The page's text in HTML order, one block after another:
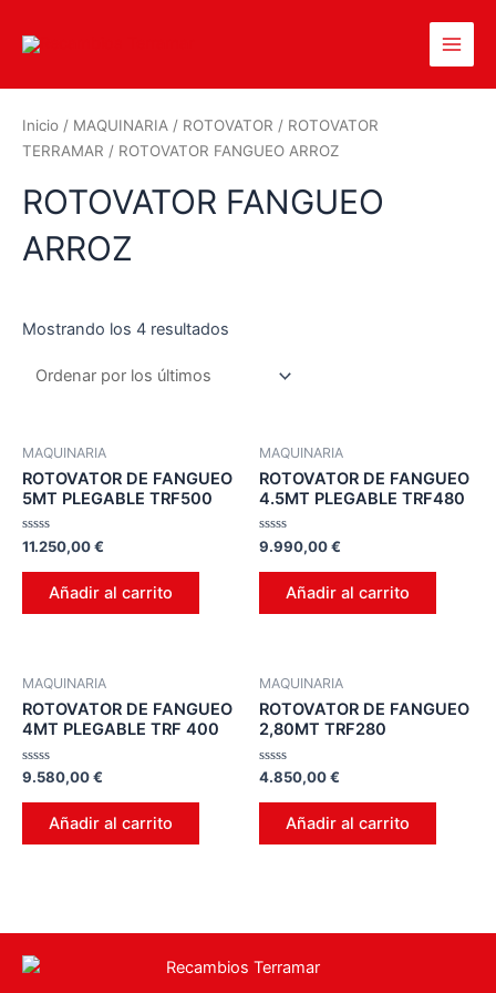
Inicio / MAQUINARIA / ROTOVATOR / ROTOVATOR
TERRAMAR / ROTOVATOR FANGUEO ARROZ
ROTOVATOR FANGUEO
ARROZ
Mostrando los 4 resultados
MAQUINARIA
ROTOVATOR DE FANGUEO
5MT PLEGABLE TRF500
Valorado
en
0
11.250,00€
Añadir al carrito
MAQUINARIA
ROTOVATOR DE FANGUEO
4.5MT PLEGABLE TRF480
Valorado
en
0
9.990,00€
Añadir al carrito
MAQUINARIA
ROTOVATOR DE FANGUEO
4MT PLEGABLE TRF 400
Valorado
0
9.580,00€
Añadir al carrito
MAQUINARIA
ROTOVATOR DE FANGUEO
2,80MT TRF280
Valorado
0
4.850,00€
Añadir al carrito